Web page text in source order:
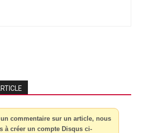
commentaire sur un article, nous
à créer un compte Disqus ci-